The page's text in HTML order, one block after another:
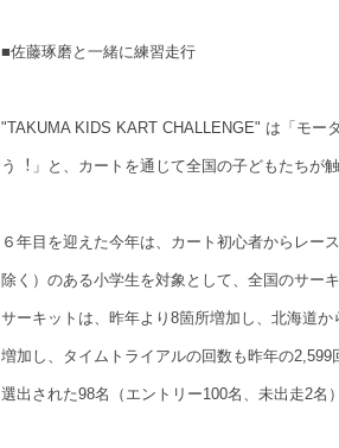
■佐藤琢磨と一緒に練習走行
"TAKUMA KIDS KART CHALLENGE" は「モー
う︕」と、カートを通じて全国の子どもたちが
６年目を迎えた今年は、カート初心者からレー
除く）のある小学生を対象として、全国のサー
サーキットは、昨年より8箇所増加し、北海道
増加し、タイムトライアルの回数も昨年の
選出された98名（エントリー100名、未出走2名